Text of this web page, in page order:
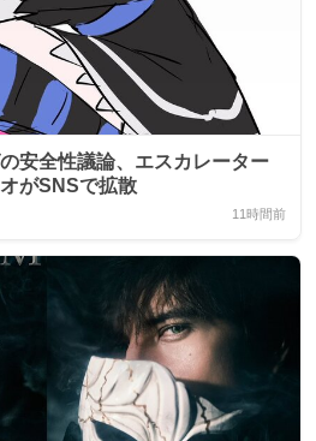
安全性議論、エスカレーター
がSNSで拡散
11時間前